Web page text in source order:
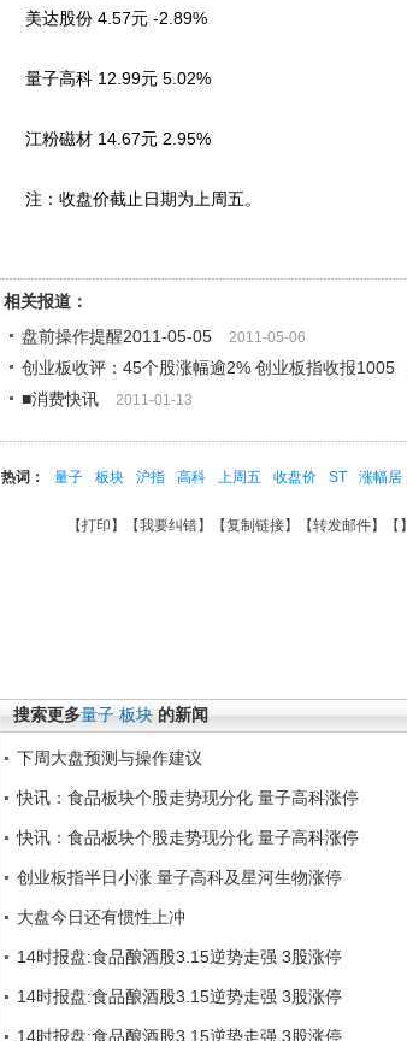
美达股份 4.57元 -2.89%
量子高科 12.99元 5.02%
江粉磁材 14.67元 2.95%
注：收盘价截止日期为上周五。
相关报道：
盘前操作提醒2011-05-05
2011-05-06
创业板收评：45个股涨幅逾2% 创业板指收报1005
■消费快讯 2011-01-13
热词： 量子 板块 沪指 高科 上周五 收盘价 ST 涨幅居
【打印 】【我要纠错】【复制链接】【转发邮件】【 】
搜索更多量子 板块 的新闻
下周大盘预测与操作建议
快讯：食品板块个股走势现分化 量子高科涨停
快讯：食品板块个股走势现分化 量子高科涨停
创业板指半日小涨 量子高科及星河生物涨停
大盘今日还有惯性上冲
14时报盘:食品酿酒股3.15逆势走强 3股涨停
14时报盘:食品酿酒股3.15逆势走强 3股涨停
14时报盘:食品酿酒股3.15逆势走强 3股涨停